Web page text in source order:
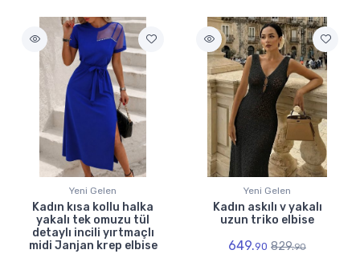
Yeni Gelen
Kadın kısa kollu halka
yakalı tek omuzu tül
detaylı incili yırtmaçlı
midi Janjan krep elbise
Yeni Gelen
Kadın askılı v yakalı
uzun triko elbise
649.90 829.90